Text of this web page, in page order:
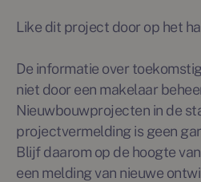
Like dit project door op het
De informatie over
niet door een makelaar
Nieuwbouwprojecten in de
projectvermelding is geen
Blijf daarom op de hoogte
een melding van nieuwe